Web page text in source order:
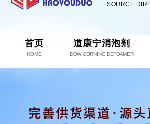
SOURCE
首页
HOME
道康宁消泡剂
DOW CORNING DEFOAMER